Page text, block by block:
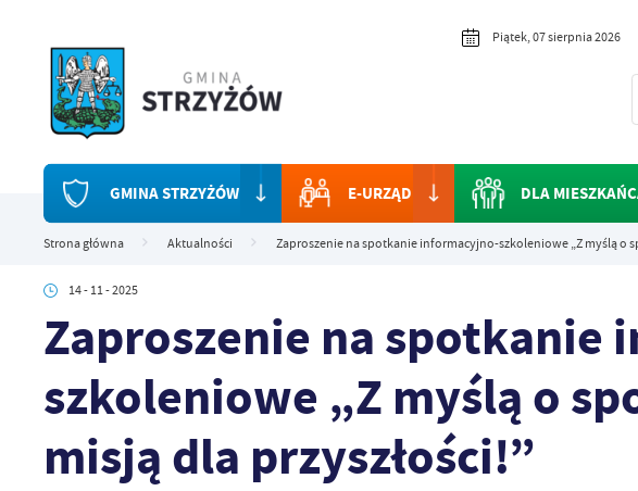
Piątek, 07 sierpnia 2026
GMINA STRZYŻÓW E-URZĄD DLA
Strona główna Aktualności Zaproszenie na spotkanie informacyjno-szkoleniowe „Z myślą o
14 - 11 - 2025
Zaproszenie na spotkanie
szkoleniowe „Z myślą o
misją dla przyszłości!”